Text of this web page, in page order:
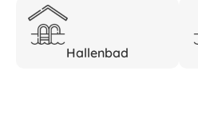
Hallenbad